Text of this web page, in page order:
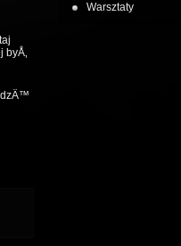
Warsztaty